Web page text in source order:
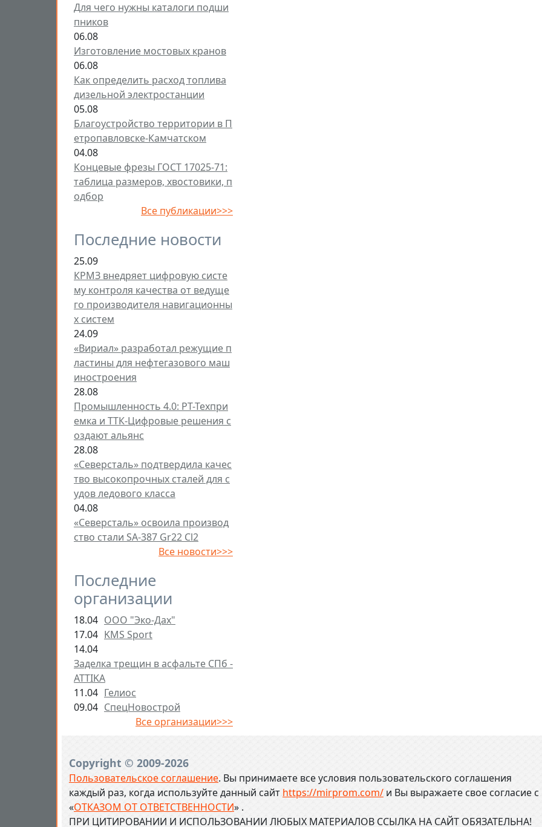
Для чего нужны каталоги подши
пников
06.08
Изготовление мостовых кранов
06.08
Как определить расход топлива
дизельной электростанции
05.08
Благоустройство территории в П
етропавловске-Камчатском
04.08
Концевые фрезы ГОСТ 17025-71:
таблица размеров, хвостовики, п
одбор
Все публикации>>>
Последние новости
25.09
КРМЗ внедряет цифровую систе
му контроля качества от ведуще
го производителя навигационны
х систем
24.09
«Вириал» разработал режущие п
ластины для нефтегазового маш
иностроения
28.08
Промышленность 4.0: РТ-Техпри
емка и ТТК-Цифровые решения с
оздают альянс
28.08
«Северсталь» подтвердила качес
тво высокопрочных сталей для с
удов ледового класса
04.08
«Северсталь» освоила производ
ство стали SA-387 Gr22 Cl2
Все новости>>>
Последние
организации
18.04 ООО "Эко-Дах"
17.04 KMS Sport
14.04
Заделка трещин в асфальте СПб -
ATTIKA
11.04 Гелиос
09.04 СпецНовострой
Все организации>>>
Copyright © 2009-2026
Пользовательское соглашение. Вы принимаете все условия пользовательского соглашения
каждый раз, когда используйте данный сайт https://mirprom.com/ и Вы выражаете свое согласие с
«ОТКАЗОМ ОТ ОТВЕТСТВЕННОСТИ» .
ПРИ ЦИТИРОВАНИИ И ИСПОЛЬЗОВАНИИ ЛЮБЫХ МАТЕРИАЛОВ ССЫЛКА НА САЙТ ОБЯЗАТЕЛЬНА!